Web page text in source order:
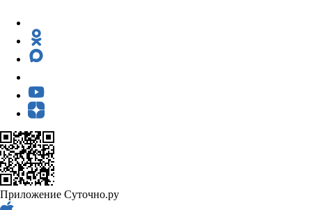
Приложение Суточно.ру